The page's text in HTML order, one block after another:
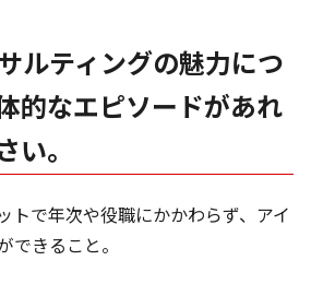
ルティングの魅力につ
的なエピソードがあれ
い。
トで年次や役職にかかわらず、アイ
できること。